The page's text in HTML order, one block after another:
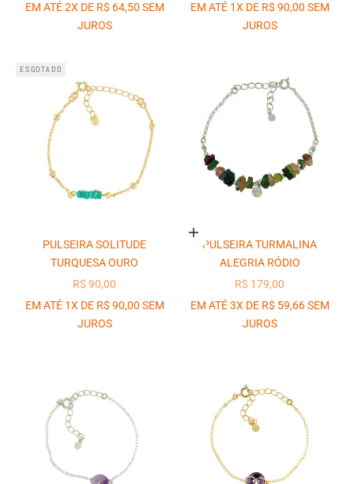
EM ATÉ 2X DE R$ 64,50 SEM
JUROS
EM ATÉ 1X DE R$ 90,00 SEM
JUROS
ESGOTADO
PULSEIRA SOLITUDE
TURQUESA OURO
PREÇO PROMOCIONAL
R$ 90,00
EM ATÉ 1X DE R$ 90,00 SEM
JUROS
Adicionar ao carrinho
PULSEIRA TURMALINA
ALEGRIA RÓDIO
PREÇO PROMOCIONAL
R$ 179,00
EM ATÉ 3X DE R$ 59,66 SEM
JUROS